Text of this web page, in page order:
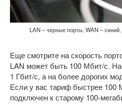
LAN – черные порты, WAN –
Еще смотрите на скорость
LAN может быть 100 Мбит/с.
1 Гбит/с, а на более дорогих
Если у вас тариф быстрее 100
подключен к старому 100-